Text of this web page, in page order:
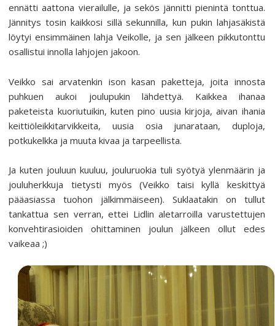
ennätti aattona vierailulle, ja sekös jännitti pienintä tonttua.
Jännitys tosin kaikkosi sillä sekunnilla, kun pukin lahjasäkistä
löytyi ensimmäinen lahja Veikolle, ja sen jälkeen pikkutonttu
osallistui innolla lahjojen jakoon.
Veikko sai arvatenkin ison kasan paketteja, joita innosta
puhkuen aukoi joulupukin lähdettyä. Kaikkea ihanaa
paketeista kuoriutuikin, kuten pino uusia kirjoja, aivan ihania
keittiöleikkitarvikkeita, uusia osia junarataan, duploja,
potkukelkka ja muuta kivaa ja tarpeellista.
Ja kuten jouluun kuuluu, jouluruokia tuli syötyä ylenmäärin ja
jouluherkkuja tietysti myös (Veikko taisi kyllä keskittyä
pääasiassa tuohon jälkimmäiseen). Suklaatakin on tullut
tankattua sen verran, ettei Lidlin aletarroilla varustettujen
konvehtirasioiden ohittaminen joulun jälkeen ollut edes
vaikeaa ;)